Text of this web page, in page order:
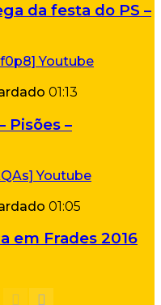
da festa do PS –
01:13
Pisões –
01:05
em Frades 2016